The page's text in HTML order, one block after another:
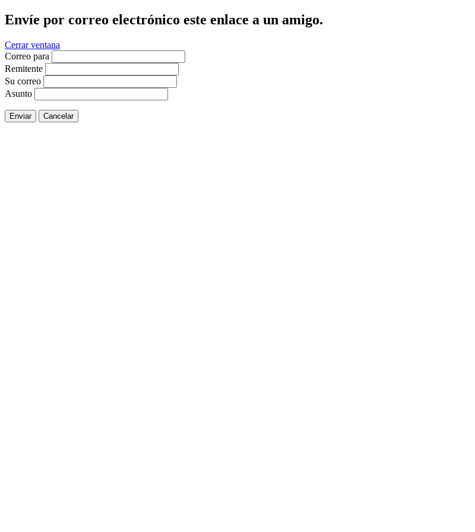
Envíe por correo electrónico este enlace a un amigo.
Cerrar ventana
Correo para
Remitente
Su correo
Asunto
Enviar Cancelar